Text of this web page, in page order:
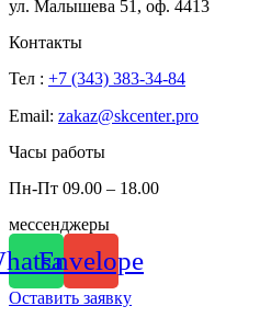
ул. Малышева 51, оф. 4413
Контакты
Тел : +7 (343) 383-34-84
Email: zakaz@skcenter.pro
Часы работы
Пн-Пт 09.00 – 18.00
мессенджеры
Envelope
Оставить заявку